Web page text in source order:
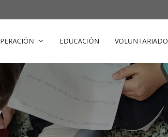
EDUCACIÓN VOLUNTARIADO